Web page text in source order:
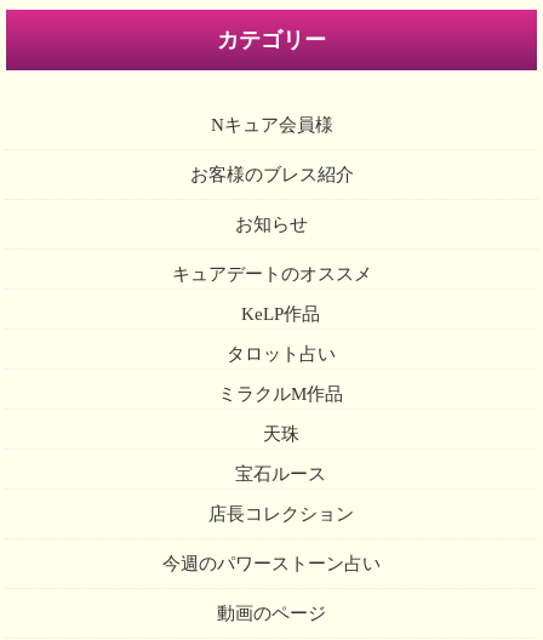
カテゴリー
Nキュア会員様
お客様のブレス紹介
お知らせ
キュアデートのオススメ
KeLP作品
タロット占い
ミラクルM作品
天珠
宝石ルース
店長コレクション
今週のパワーストーン占い
動画のページ